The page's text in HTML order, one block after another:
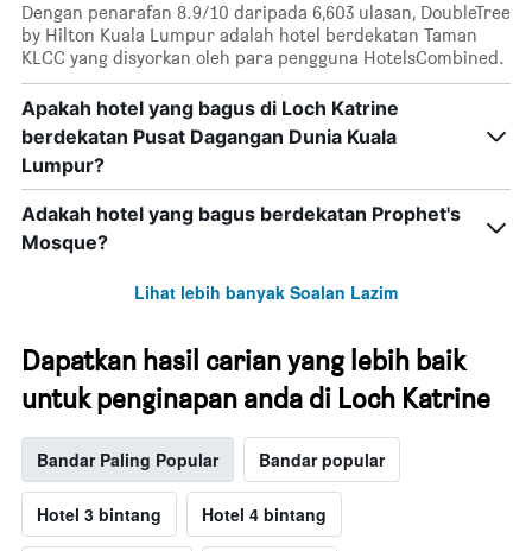
Dengan penarafan 8.9/10 daripada 6,603 ulasan, DoubleTree
by Hilton Kuala Lumpur adalah hotel berdekatan Taman
KLCC yang disyorkan oleh para pengguna HotelsCombined.
Apakah hotel yang bagus di Loch Katrine
berdekatan Pusat Dagangan Dunia Kuala
Lumpur?
Adakah hotel yang bagus berdekatan Prophet's
Mosque?
Lihat lebih banyak Soalan Lazim
Dapatkan hasil carian yang lebih baik
untuk penginapan anda di Loch Katrine
Bandar Paling Popular Bandar popular
Hotel 3 bintang Hotel 4 bintang